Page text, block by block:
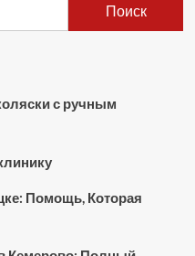
Поиск
с ручным
Помощь, Которая